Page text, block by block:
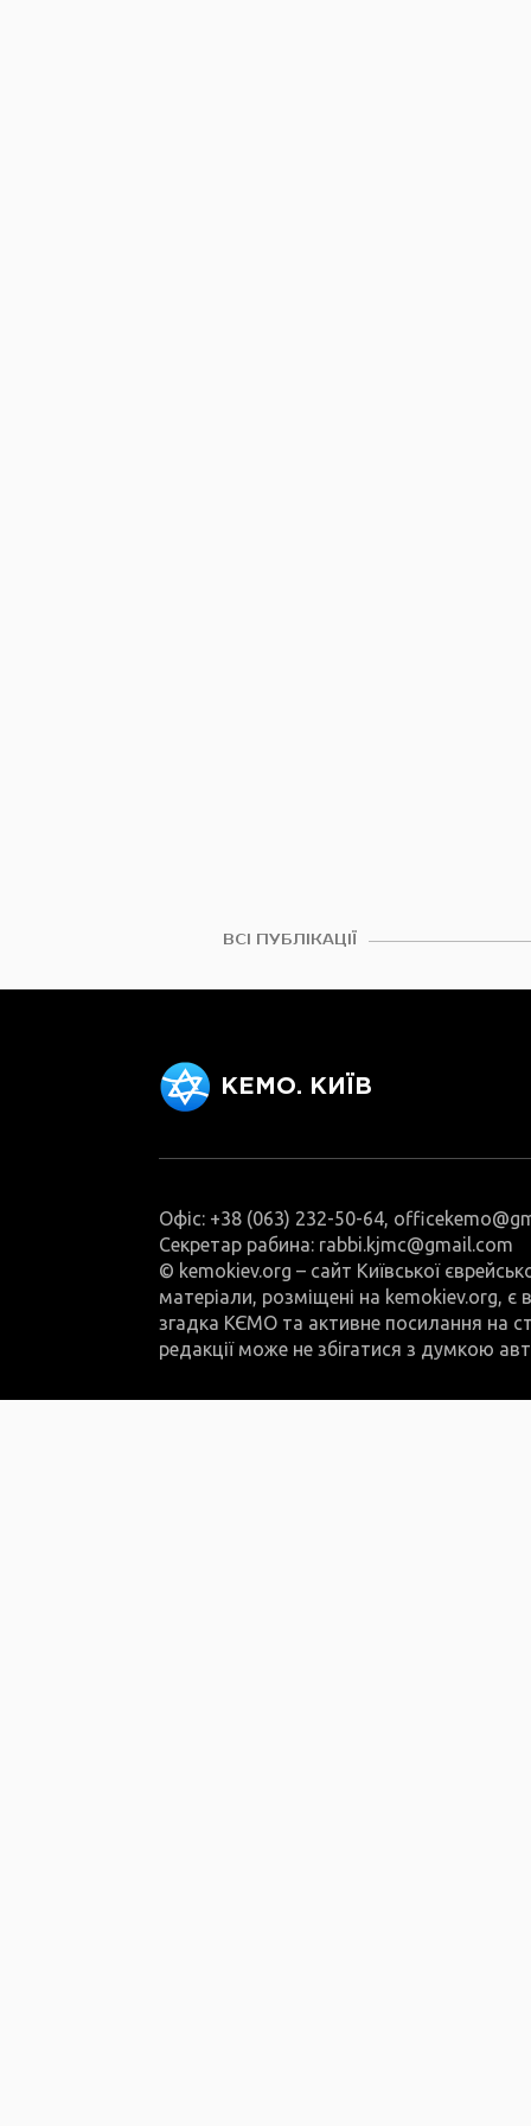
ВСІ ПУБЛІКАЦІЇ
КЕМО. КИЇВ
Офіс: +38 (063) 232-50-64,
Секретар рабина: rabbi.kjmc@gmail.com
© kemokiev.org – сайт Київської
матеріали, розміщені на kemokiev.org, є
згадка КЄМО та активне посилання на
редакції може не збігатися з думкою